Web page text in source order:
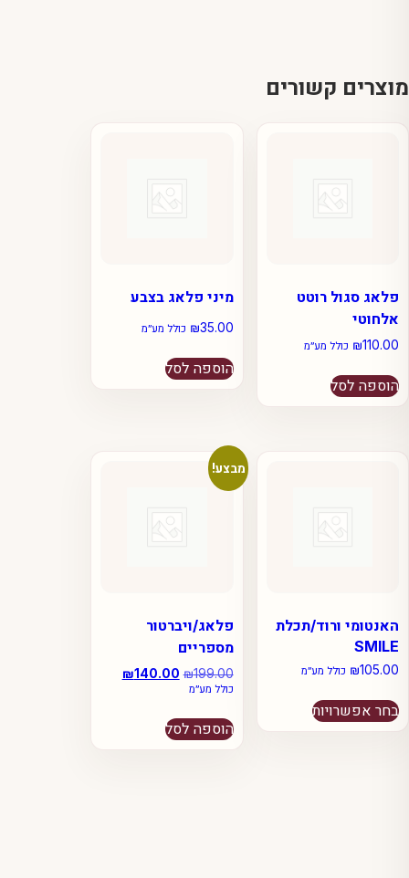
מוצרים קשורים
מיני פלאג בצבע
₪35.00 כולל מע״מ
הוספה לסל
פלאג סגול רוטט
אלחוטי
₪110.00 כולל מע״מ
הוספה לסל
מבצע!
פלאג/ויברטור
מספריים
₪199.00
המחיר
₪199.00.
₪140.00
כולל מע״מ
הוספה לסל
האנטומי ורוד/תכלת
SMILE
₪105.00 כולל מע״מ
בחר אפשרויותזה